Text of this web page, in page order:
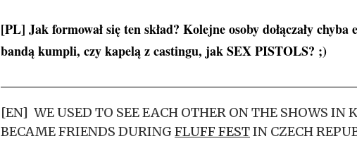
[PL] Jak formował się ten skład? Kolejne osoby dołączały
bandą kumpli, czy kapelą z castingu, jak SEX PISTOLS? ;)
[EN] WE USED TO SEE EACH OTHER ON THE SHOWS IN
BECAME FRIENDS DURING FLUFF FESTIN CZECH